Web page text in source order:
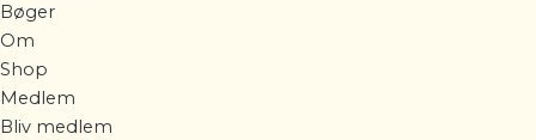
Bøger
Om
Shop
Medlem
Bliv medlem